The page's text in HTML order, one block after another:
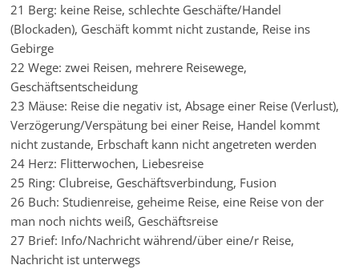
21 Berg: keine Reise, schlechte Geschäfte/Handel
(Blockaden), Geschäft kommt nicht zustande, Reise ins
Gebirge
22 Wege: zwei Reisen, mehrere Reisewege,
Geschäftsentscheidung
23 Mäuse: Reise die negativ ist, Absage einer Reise (Verlust),
Verzögerung/Verspätung bei einer Reise, Handel kommt
nicht zustande, Erbschaft kann nicht angetreten werden
24 Herz: Flitterwochen, Liebesreise
25 Ring: Clubreise, Geschäftsverbindung, Fusion
26 Buch: Studienreise, geheime Reise, eine Reise von der
man noch nichts weiß, Geschäftsreise
27 Brief: Info/Nachricht während/über eine/r Reise,
Nachricht ist unterwegs